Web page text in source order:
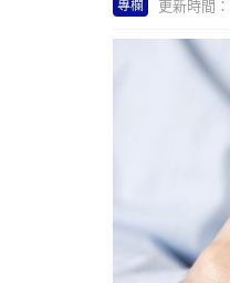
專欄 更新時間